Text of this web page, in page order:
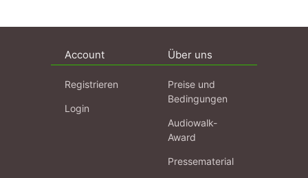
Account
Registrieren
Login
Über uns
Preise und
Bedingungen
Audiowalk-
Award
Pressematerial